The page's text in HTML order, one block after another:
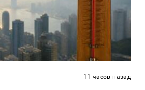
11 часов назад